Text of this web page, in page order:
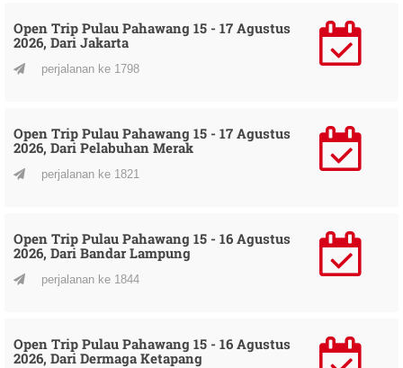
Open Trip Pulau Pahawang 15 - 17 Agustus
2026, Dari Jakarta
perjalanan ke 1798
Open Trip Pulau Pahawang 15 - 17 Agustus
2026, Dari Pelabuhan Merak
perjalanan ke 1821
Open Trip Pulau Pahawang 15 - 16 Agustus
2026, Dari Bandar Lampung
perjalanan ke 1844
Open Trip Pulau Pahawang 15 - 16 Agustus
2026, Dari Dermaga Ketapang